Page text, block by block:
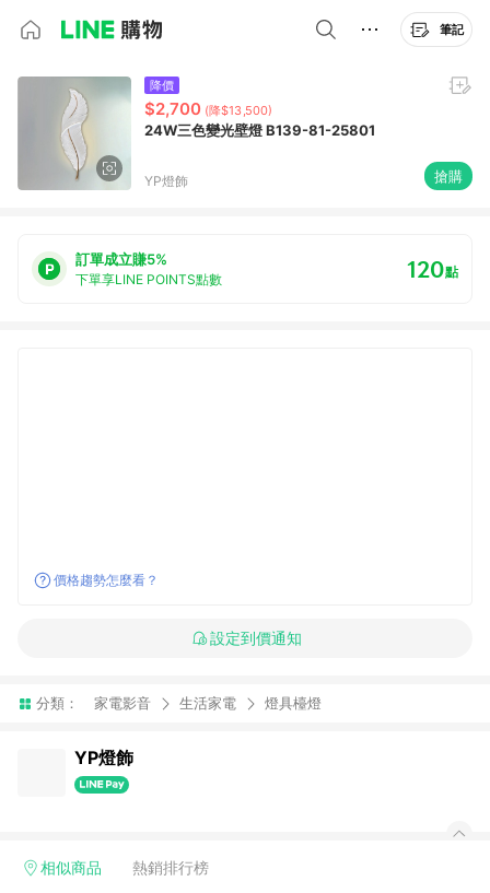
筆記
降價
$2,700 (降$13,500)
24W三色變光壁燈 B139-81-25801
YP燈飾 搶購
訂單成立賺5%
下單享LINE POINTS點數 120點
價格趨勢怎麼看？
設定到價通知
分類： 家電影音 生活家電 燈具檯燈
YP燈飾
相似商品 熱銷排行榜